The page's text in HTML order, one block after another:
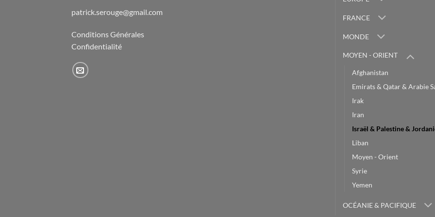
patrick.serouge@gmail.com
Conditions Générales
Confidentialité
FRANCE
MONDE
MOYEN - ORIENT
Afghanistan
Emirats & Qatar & Arabie
Irak
Iran
Israël & Palestine &
Liban
Moyen - Orient
Syrie
Yemen
OCÉANIE & PACIFIQUE